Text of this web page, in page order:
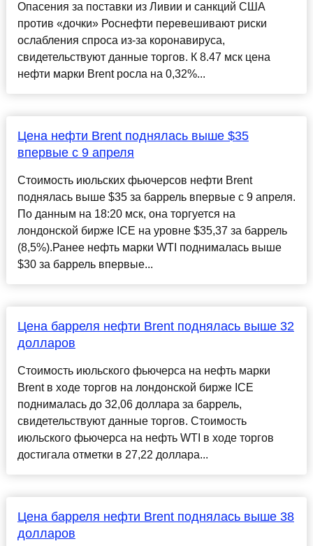
Опасения за поставки из Ливии и санкций США
против «дочки» Роснефти перевешивают риски
ослабления спроса из-за коронавируса,
свидетельствуют данные торгов. К 8.47 мск цена
нефти марки Brent росла на 0,32%...
Цена нефти Brent поднялась выше $35
впервые с 9 апреля
Стоимость июльских фьючерсов нефти Brent
поднялась выше $35 за баррель впервые с 9 апреля.
По данным на 18:20 мск, она торгуется на
лондонской бирже ICE на уровне $35,37 за баррель
(8,5%).Ранее нефть марки WTI поднималась выше
$30 за баррель впервые...
Цена барреля нефти Brent поднялась выше 32
долларов
Стоимость июльского фьючерса на нефть марки
Brent в ходе торгов на лондонской бирже ICE
поднималась до 32,06 доллара за баррель,
свидетельствуют данные торгов. Стоимость
июльского фьючерса на нефть WTI в ходе торгов
достигала отметки в 27,22 доллара...
Цена барреля нефти Brent поднялась выше 38
долларов